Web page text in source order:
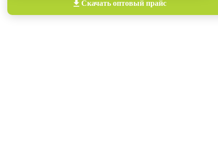
Скачать оптовый прайс